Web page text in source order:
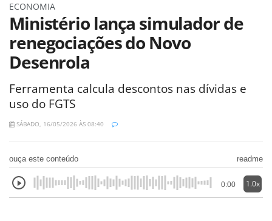
ECONOMIA
Ministério lança simulador de
renegociações do Novo
Desenrola
Ferramenta calcula descontos nas dívidas e
uso do FGTS
SÁBADO, 16/05/2026 ÀS 08:40
ouça este conteúdo readme
0:00 1.0x